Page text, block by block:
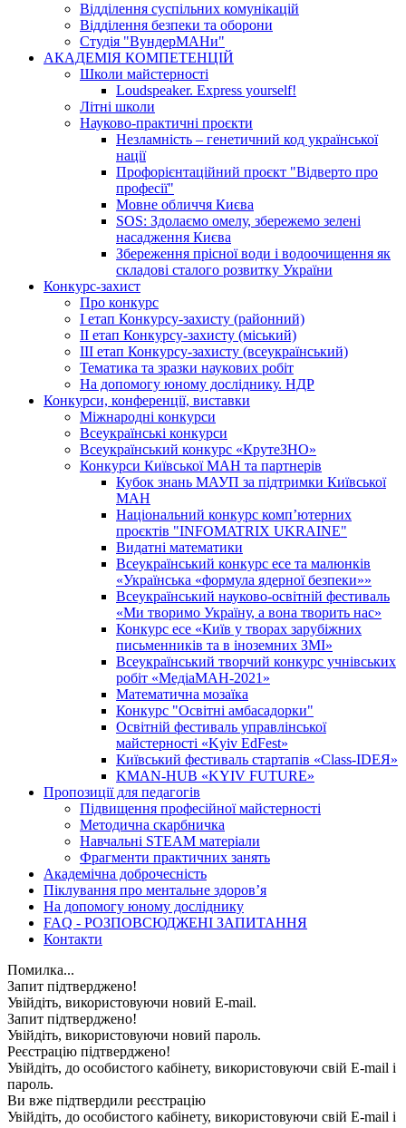
Відділення суспільних комунікацій
Відділення безпеки та оборони
Студія "ВундерМАНи"
АКАДЕМІЯ КОМПЕТЕНЦІЙ
Школи майстерності
Loudspeaker. Express yourself!
Літні школи
Науково-практичні проєкти
Незламність – генетичний код української
нації
Профорієнтаційний проєкт "Відверто про
професії"
Мовне обличчя Києва
SOS: Здолаємо омелу, збережемо зелені
насадження Києва
Збереження прісної води і водоочищення як
складові сталого розвитку України
Конкурс-захист
Про конкурс
І етап Конкурсу-захисту (районний)
ІІ етап Конкурсу-захисту (міський)
ІІІ етап Конкурсу-захисту (всеукраїнський)
Тематика та зразки наукових робіт
На допомогу юному досліднику. НДР
Конкурси, конференції, виставки
Міжнародні конкурси
Всеукраїнські конкурси
Всеукраїнський конкурс «КрутеЗНО»
Конкурси Київської МАН та партнерів
Кубок знань МАУП за підтримки Київської
МАН
Національний конкурс комп’ютерних
проєктів "INFOMATRIX UKRAINE"
Видатні математики
Всеукраїнський конкурс есе та малюнків
«Українська «формула ядерної безпеки»»
Всеукраїнський науково-освітній фестиваль
«Ми творимо Україну, а вона творить нас»
Конкурс есе «Київ у творах зарубіжних
письменників та в іноземних ЗМІ»
Всеукраїнський творчий конкурс учнівських
робіт «МедіаМАН-2021»
Математична мозаїка
Конкурс "Освітні амбасадорки"
Освітній фестиваль управлінської
майстерності «Kyiv EdFest»
Київський фестиваль стартапів «Class-IDEЯ»
KMAN-HUB «KYIV FUTURE»
Пропозиції для педагогів
Підвищення професійної майстерності
Методична скарбничка
Навчальні STEAM матеріали
Фрагменти практичних занять
Академічна доброчесність
Піклування про ментальне здоровʼя
На допомогу юному досліднику
FAQ - РОЗПОВСЮДЖЕНІ ЗАПИТАННЯ
Контакти
Помилка...
Запит підтверджено!
Увійдіть, використовуючи новий E-mail.
Запит підтверджено!
Увійдіть, використовуючи новий пароль.
Реєстрацію підтверджено!
Увійдіть, до особистого кабінету, використовуючи свій E-mail і
пароль.
Ви вже підтвердили реєстрацію
Увійдіть, до особистого кабінету, використовуючи свій E-mail і